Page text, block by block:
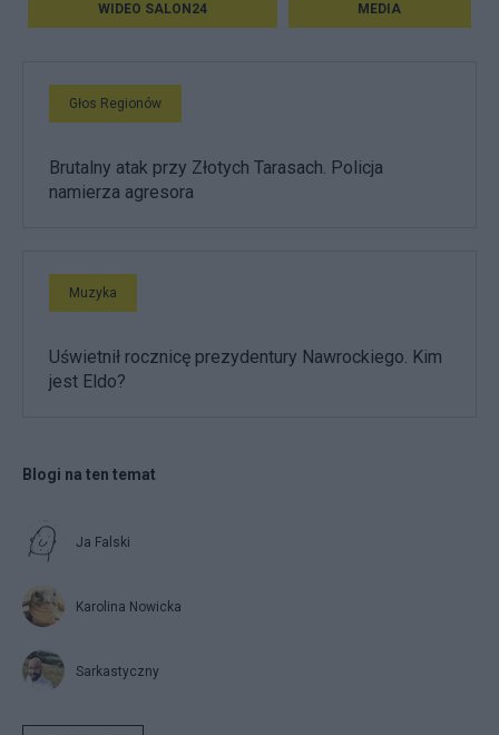
WIDEO SALON24 MEDIA
Głos Regionów
Brutalny atak przy Złotych Tarasach. Policja
namierza agresora
Muzyka
Uświetnił rocznicę prezydentury Nawrockiego. Kim
jest Eldo?
Blogi na ten temat
Ja Falski
Karolina Nowicka
Sarkastyczny